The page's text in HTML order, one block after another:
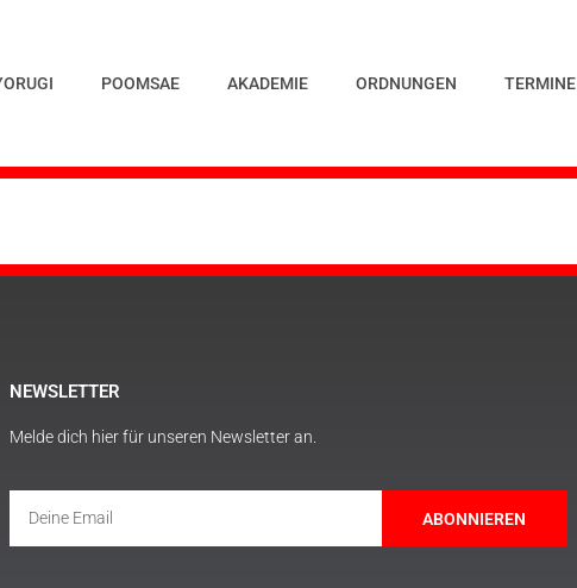
POOMSAE AKADEMIE ORDNUNGEN TERMINE
NEWSLETTER
Melde dich hier für unseren Newsletter an.
ABONNIEREN